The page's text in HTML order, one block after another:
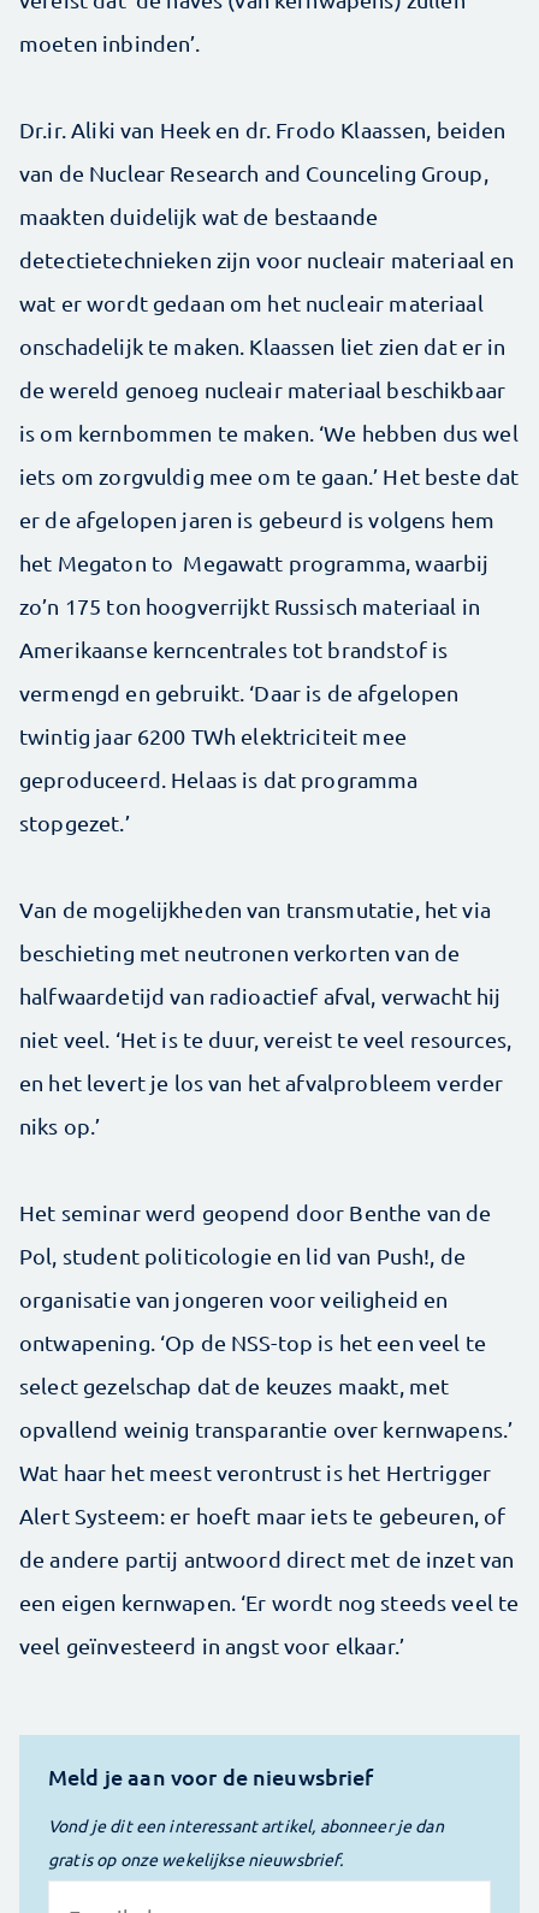
moeten inbinden’.
Dr.ir. Aliki van Heek en dr. Frodo Klaassen, beiden
van de Nuclear Research and Counceling Group,
maakten duidelijk wat de bestaande
detectietechnieken zijn voor nucleair materiaal en
wat er wordt gedaan om het nucleair materiaal
onschadelijk te maken. Klaassen liet zien dat er in
de wereld genoeg nucleair materiaal beschikbaar
is om kernbommen te maken. ‘We hebben dus wel
iets om zorgvuldig mee om te gaan.’ Het beste dat
er de afgelopen jaren is gebeurd is volgens hem
het Megaton to Megawatt programma, waarbij
zo’n 175 ton hoogverrijkt Russisch materiaal in
Amerikaanse kerncentrales tot brandstof is
vermengd en gebruikt. ‘Daar is de afgelopen
twintig jaar 6200 TWh elektriciteit mee
geproduceerd. Helaas is dat programma
stopgezet.’
Van de mogelijkheden van transmutatie, het via
beschieting met neutronen verkorten van de
halfwaardetijd van radioactief afval, verwacht hij
niet veel. ‘Het is te duur, vereist te veel resources,
en het levert je los van het afvalprobleem verder
niks op.’
Het seminar werd geopend door Benthe van de
Pol, student politicologie en lid van Push!, de
organisatie van jongeren voor veiligheid en
ontwapening. ‘Op de NSS-top is het een veel te
select gezelschap dat de keuzes maakt, met
opvallend weinig transparantie over kernwapens.’
Wat haar het meest verontrust is het Hertrigger
Alert Systeem: er hoeft maar iets te gebeuren, of
de andere partij antwoord direct met de inzet van
een eigen kernwapen. ‘Er wordt nog steeds veel te
veel geïnvesteerd in angst voor elkaar.’
Meld je aan voor de nieuwsbrief
Vond je dit een interessant artikel, abonneer je dan
gratis op onze wekelijkse nieuwsbrief.